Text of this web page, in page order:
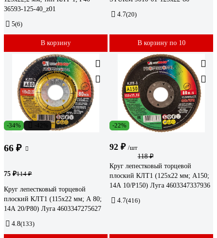
36593-125-40_z01
5(6)
В корзину
4.7(20)
В корзину по 10
-34%
66 ₽
75 ₽114 ₽
Круг лепестковый торцевой
плоский КЛТ1 (115х22 мм; А 80;
14А 20/Р80) Луга 4603347275627
4.8(133)
-22%
92 ₽ /шт
118 ₽
Круг лепестковый торцевой
плоский КЛТ1 (125х22 мм; А150;
14А 10/Р150) Луга 4603347337936
4.7(416)